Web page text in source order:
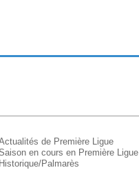
de Première Ligue
en cours en Première Ligue
Historique/Palmarès